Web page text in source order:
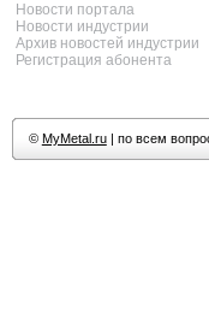
Новости портала
Новости индустрии
Архив новостей индустрии
Регистрация абонента
© MyMetal.ru| по всем